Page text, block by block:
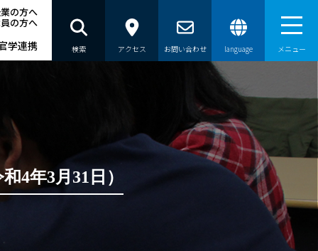
の方へ
の方へ
学連携 検索 アクセス お問い合わせ language メニュー
4年3月31日）